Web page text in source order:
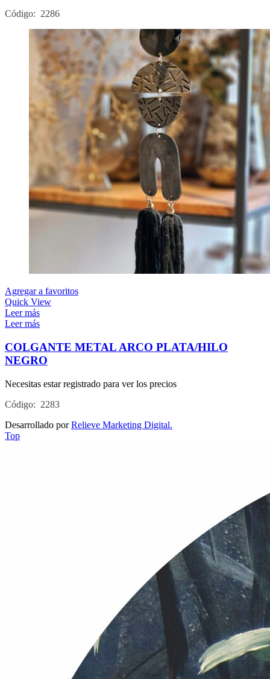
Código: 2286
Agregar a favoritos
Quick View
Leer más
Leer más
COLGANTE METAL ARCO PLATA/HILO
NEGRO
Necesitas estar registrado para ver los precios
Código: 2283
Desarrollado porRelieve Marketing Digital.
Top